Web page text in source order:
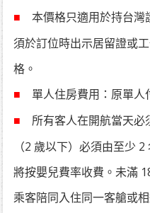
■本價格只適用於持台
須於訂位時出示居留證或
格。
■ 單人住房費用：原單人
■ 所有客人在開航當天
（2 歲以下）必須由至少
將按嬰兒費率收費。未滿
乘客陪同入住同一客艙或